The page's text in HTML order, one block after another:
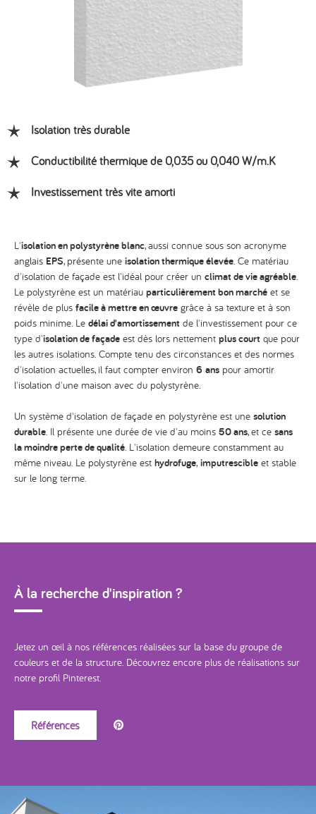
Isolation très durable
Conductibilité thermique de 0,035 ou 0,040 W/m.K
Investissement très vite amorti
L'isolation en polystyrène blanc, aussi connue sous son acronyme
anglais EPS, présente une isolation thermique élevée . Ce matériau
d'isolation de façade est l'idéal pour créer un climat de vie agréable
Le polystyrène est un matériau particulièrement bon marché et se
révèle de plus facile à mettre en œuvre grâce à sa texture et à son
poids minime. Le délai d'amortissement de l'investissement pour ce
type d'isolation de façade est dès lors nettement plus court que pour
les autres isolations. Compte tenu des circonstances et des normes
d'isolation actuelles, il faut compter environ 6 ans pour amortir
l'isolation d'une maison avec du polystyrène.
Un système d'isolation de façade en polystyrène est une solution
durable . Il présente une durée de vie d'au moins 50 ans, et ce sans
la moindre perte de qualité . L'isolation demeure constamment au
même niveau. Le polystyrène est hydrofuge, imputrescible et stable
sur le long terme.
À la recherche d'inspiration ?
Jetez un œil à nos références réalisées sur la base du groupe de
couleurs et de la structure. Découvrez encore plus de réalisations sur
notre profil Pinterest.
Références